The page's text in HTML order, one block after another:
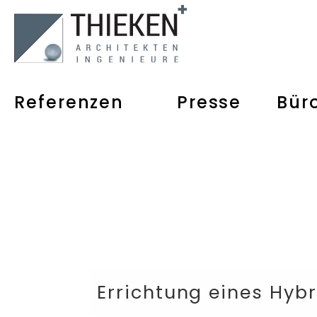
Referenzen Presse
Errichtung eines